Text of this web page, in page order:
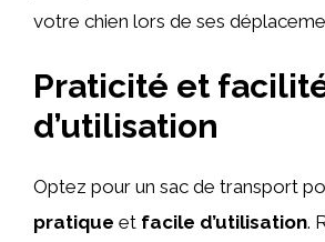
votre chien lors de ses
Praticité et
d’utilisation
Optez pour un sac de transport
pratique et facile d’utilisation.